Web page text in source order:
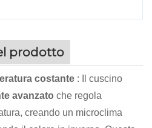
prodotto
costante : Il cuscino
avanzato che regola
creando un microclima